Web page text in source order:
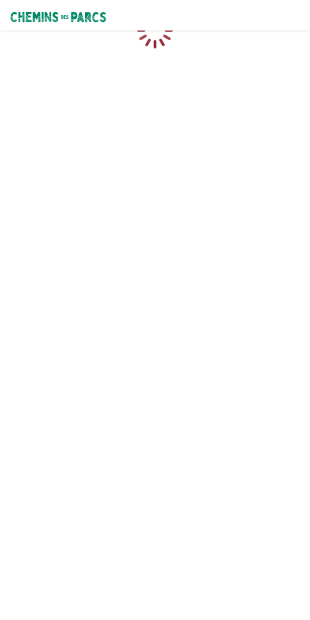
Chemins des Parcs
Caricamento